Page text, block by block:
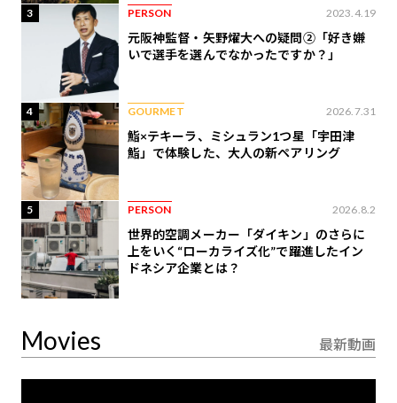
3 PERSON 2023.4.19
元阪神監督・矢野燿大への疑問②「好き嫌
いで選手を選んでなかったですか？」
4 GOURMET 2026.7.31
鮨×テキーラ、ミシュラン1つ星「宇田津
鮨」で体験した、大人の新ペアリング
5 PERSON 2026.8.2
世界的空調メーカー「ダイキン」のさらに
上をいく“ローカライズ化”で躍進したイン
ドネシア企業とは？
Movies 最新動画